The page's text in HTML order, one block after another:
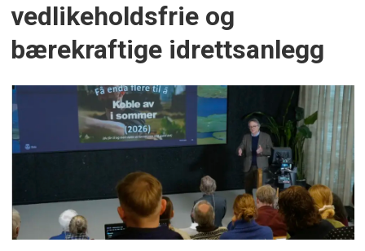
vedlikeholdsfrie og
bærekraftige idrettsanlegg